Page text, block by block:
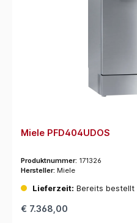
Miele PFD404UDOS
Produktnummer: 171326
Hersteller: Miele
Lieferzeit: Bereits bestellt
€ 7.368,00